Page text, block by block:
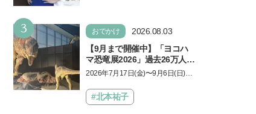
3 おでかけ
2026.08.03
【9月まで開催中】「ヨコハ
マ恐竜展2026」過去26万人を
動員した恐竜展が9年ぶりに
しむポイントを完全ガイド
2026年7月17日(金)〜9月6日(日)、
「ヨコハマ恐竜展2026〜恐竜の食
卓大図鑑〜」が開催…
#北本祐子